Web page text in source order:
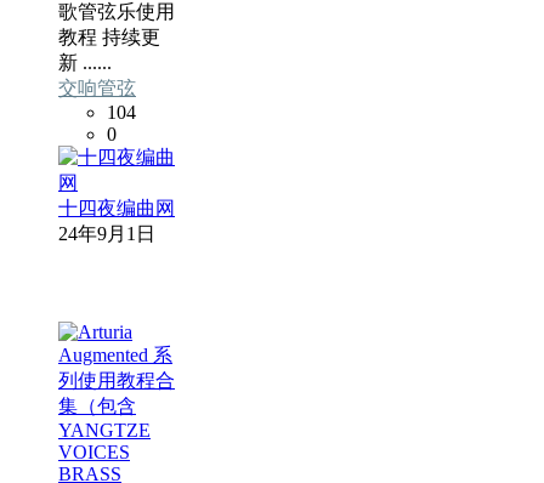
歌管弦乐使用
教程 持续更
新 ......
交响管弦
104
0
十四夜编曲网
24年9月1日